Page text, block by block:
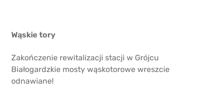
Wąskie tory
Zakończenie rewitalizacji stacji w Grójcu
Białogardzkie mosty wąskotorowe wreszcie
odnawiane!